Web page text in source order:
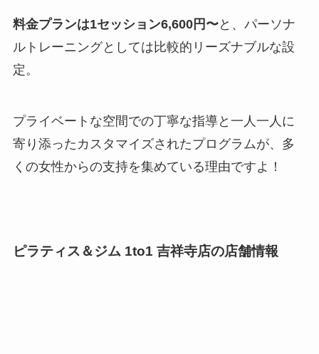
料金プランは1セッション6,600円〜と、パーソナ
ルトレーニングとしては比較的リーズナブルな設
定。
プライベートな空間での丁寧な指導と一人一人に
寄り添ったカスタマイズされたプログラムが、多
くの女性からの支持を集めている理由ですよ！
ピラティス＆ジム 1to1 吉祥寺店の店舗情報